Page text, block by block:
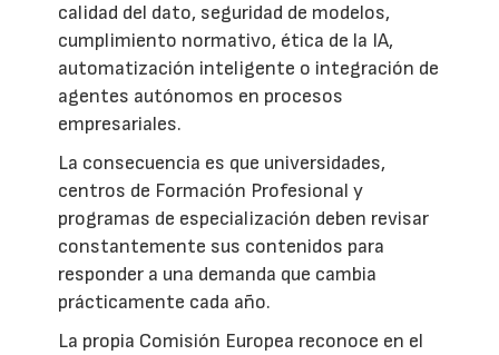
calidad del dato, seguridad de modelos,
cumplimiento normativo, ética de la IA,
automatización inteligente o integración de
agentes autónomos en procesos
empresariales.
La consecuencia es que universidades,
centros de Formación Profesional y
programas de especialización deben revisar
constantemente sus contenidos para
responder a una demanda que cambia
prácticamente cada año.
La propia Comisión Europea reconoce en el